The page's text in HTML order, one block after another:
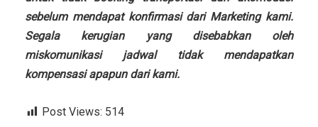
sebelum mendapat konfirmasi dari Marketing kami.
Segala kerugian yang disebabkan oleh
miskomunikasi jadwal tidak mendapatkan
kompensasi apapun dari kami.
Post Views: 514